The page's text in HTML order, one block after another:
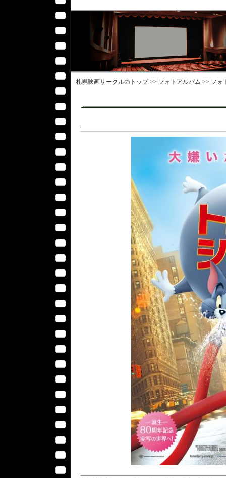
札幌映画サークルのトップ >> フォトアルバム >> フォ